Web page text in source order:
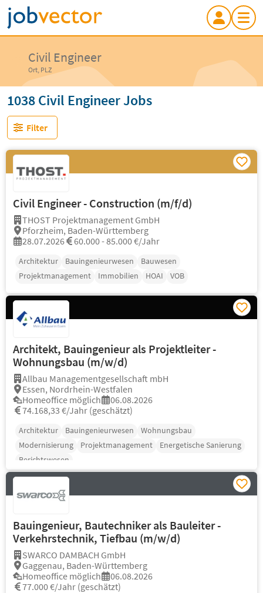
Civil Engineer
Ort, PLZ
1038 Civil Engineer Jobs
Filter
Civil Engineer - Construction (m/f/d)
THOST Projektmanagement GmbH
Pforzheim, Baden-Württemberg
28.07.2026
60.000 - 85.000 €/Jahr
Architektur Bauingenieurwesen
Bauwesen
Projektmanagement
Immobilien HOAI VOB
Architekt, Bauingenieur als Projektleiter -
Wohnungsbau (m/w/d)
Allbau Managementgesellschaft mbH
Essen, Nordrhein-Westfalen
Homeoffice möglich
06.08.2026
74.168,33 €/Jahr (geschätzt)
Architektur Bauingenieurwesen
Wohnungsbau
Modernisierung
Projektmanagement
Energetische Sanierung
Berichtswesen
Bauingenieur, Bautechniker als Bauleiter -
Verkehrstechnik, Tiefbau (m/w/d)
SWARCO DAMBACH GmbH
Gaggenau, Baden-Württemberg
Homeoffice möglich
06.08.2026
77.000 €/Jahr (geschätzt)